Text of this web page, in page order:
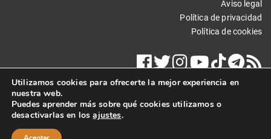
Aviso legal
Política de privacidad
Política de cookies
Copyright © 2026 Carlos Rodríguez Braun. Todos los derechos
reservados.
Utilizamos cookies para ofrecerte la mejor experiencia en
nuestra web.
Puedes aprender más sobre qué cookies utilizamos o
desactivarlas en losajustes.